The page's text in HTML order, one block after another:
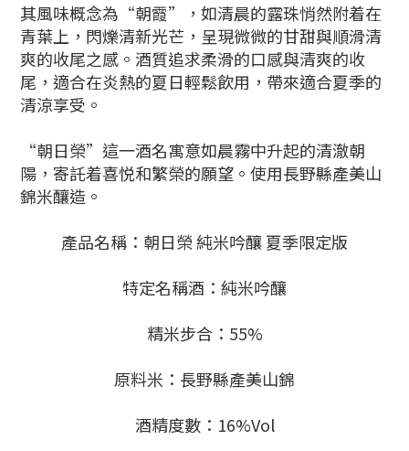
其風味概念為“朝霞”，如清晨的露珠悄然附着在
青葉上，閃爍清新光芒，呈現微微的甘甜與順滑清
爽的收尾之感。酒質追求柔滑的口感與清爽的收
尾，適合在炎熱的夏日輕鬆飲用，帶來適合夏季的
清涼享受。
“朝日榮”這一酒名寓意如晨霧中升起的清澈朝
陽，寄託着喜悦和繁榮的願望。使用長野縣產美山
錦米釀造。
產品名稱：朝日榮 純米吟釀 夏季限定版
特定名稱酒：純米吟釀
精米步合：55%
原料米：長野縣產美山錦
酒精度數：16%Vol